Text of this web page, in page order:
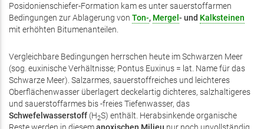
Posidonienschiefer-Formation kam es unter sauerstoffarmen
Bedingungen zur Ablagerung von Ton-, Mergel - und Kalksteinen
mit erhöhten Bitumenanteilen.
Vergleichbare Bedingungen herrschen heute im Schwarzen Meer
(sog. euxinische Verhältnisse; Pontus Euxinus = lat. Name für das
Schwarze Meer). Salzarmes, sauerstoffreiches und leichteres
Oberflächenwasser überlagert deckelartig dichteres, salzhaltigeres
und sauerstoffarmes bis -freies Tiefenwasser, das
Schwefelwasserstoff (H2S) enthält. Herabsinkende organische